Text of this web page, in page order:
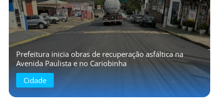
Prefeitura inicia obras de recuperação asfáltica na
Avenida Paulista e no Cariobinha
Cidade